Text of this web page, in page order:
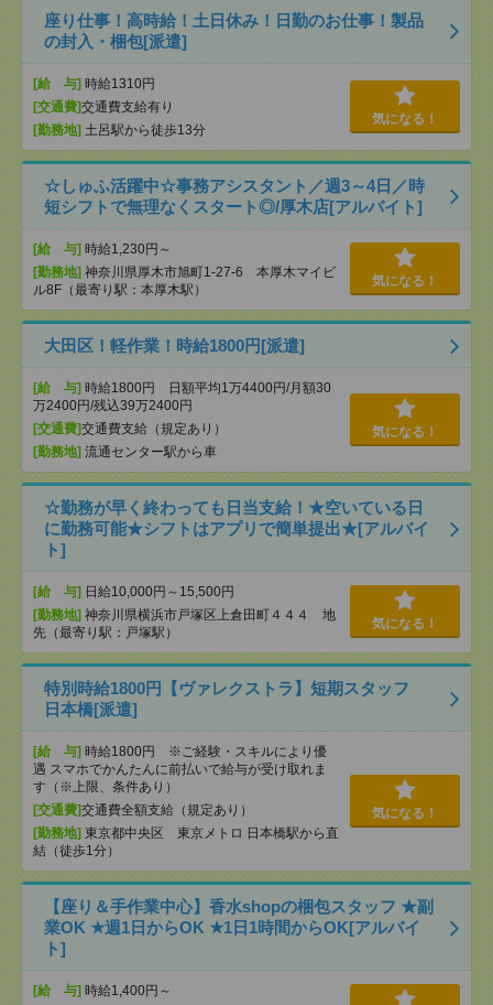
座り仕事！高時給！土日休み！日勤のお仕事！製品
の封入・梱包[派遣]
[給 与] 時給1310円
[交通費]交通費支給有り
[勤務地] 土呂駅から徒歩13分
気になる！
☆しゅふ活躍中☆事務アシスタント／週3～4日／時
短シフトで無理なくスタート◎/厚木店[アルバイト]
[給 与] 時給1,230円～
[勤務地] 神奈川県厚木市旭町1-27-6 本厚木マイビ
ル8F（最寄り駅：本厚木駅）
気になる！
大田区！軽作業！時給1800円[派遣]
[給 与] 時給1800円 日額平均1万4400円/月額30
万2400円/残込39万2400円
[交通費]交通費支給（規定あり）
[勤務地] 流通センター駅から車
気になる！
☆勤務が早く終わっても日当支給！★空いている日
に勤務可能★シフトはアプリで簡単提出★[アルバイ
ト]
[給 与] 日給10,000円～15,500円
[勤務地] 神奈川県横浜市戸塚区上倉田町４４４ 地
先（最寄り駅：戸塚駅）
気になる！
特別時給1800円【ヴァレクストラ】短期スタッフ
日本橋[派遣]
[給 与] 時給1800円 ※ご経験・スキルにより優
遇 スマホでかんたんに前払いで給与が受け取れま
す（※上限、条件あり）
[交通費]交通費全額支給（規定あり）
[勤務地] 東京都中央区 東京メトロ 日本橋駅から直
結（徒歩1分）
気になる！
【座り＆手作業中心】香水shopの梱包スタッフ ★副
業OK ★週1日からOK ★1日1時間からOK[アルバイ
ト]
[給 与] 時給1,400円～